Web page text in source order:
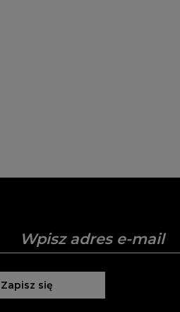
Zapisz się